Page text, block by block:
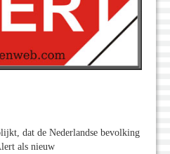
dat de Nederlandse bevolking
als nieuw